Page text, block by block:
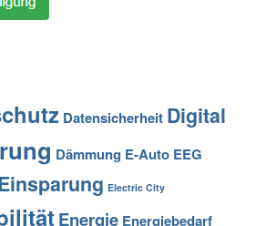
Datensicherheit Digital
Dämmung E-Auto EEG
Electric City
Energie Energiebedarf